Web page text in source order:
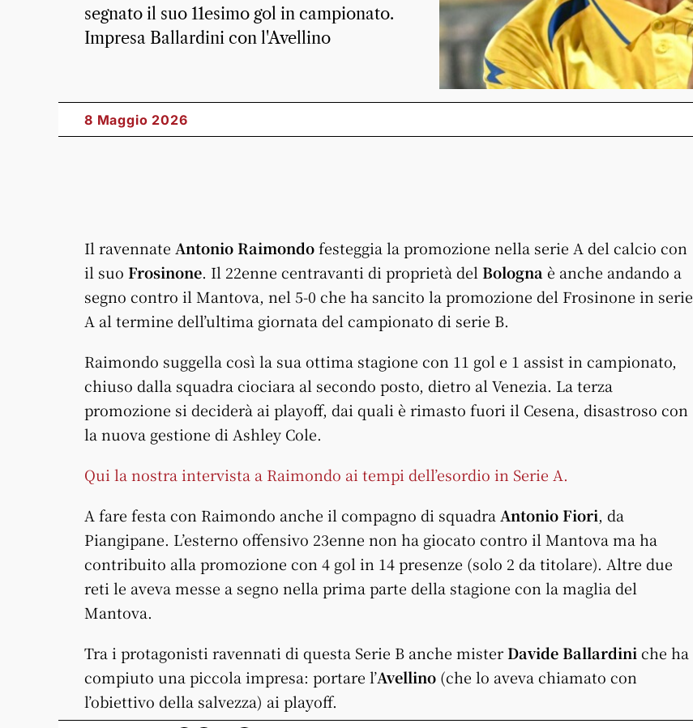
segnato il suo 11esimo gol in campionato.
Impresa Ballardini con l'Avellino
8 Maggio 2026
Il ravennate Antonio Raimondofesteggia la promozione nella serie A del calcio con
il suo Frosinone. Il 22enne centravanti di proprietà del Bologna è anche andando a
segno contro il Mantova, nel 5-0 che ha sancito la promozione del Frosinone in serie
A al termine dell’ultima giornata del campionato di serie B.
Raimondo suggella così la sua ottima stagione con 11 gol e 1 assist in campionato,
chiuso dalla squadra ciociara al secondo posto, dietro al Venezia. La terza
promozione si deciderà ai playoff, dai quali è rimasto fuori il Cesena, disastroso con
la nuova gestione di Ashley Cole.
Qui la nostra intervista a Raimondo ai tempi dell’esordio in Serie A.
A fare festa con Raimondo anche il compagno di squadra Antonio Fiori, da
Piangipane. L’esterno offensivo 23enne non ha giocato contro il Mantova ma ha
contribuito alla promozione con 4 gol in 14 presenze (solo 2 da titolare). Altre due
reti le aveva messe a segno nella prima parte della stagione con la maglia del
Mantova.
Tra i protagonisti ravennati di questa Serie B anche misterDavide Ballardini che ha
compiuto una piccola impresa: portare l’Avellino (che lo aveva chiamato con
l’obiettivo della salvezza) ai playoff.